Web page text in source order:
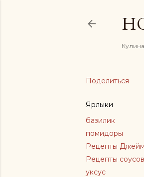
Поделиться
Ярлыки
базилик
помидоры
Рецепты
Рецепты соусов
уксус